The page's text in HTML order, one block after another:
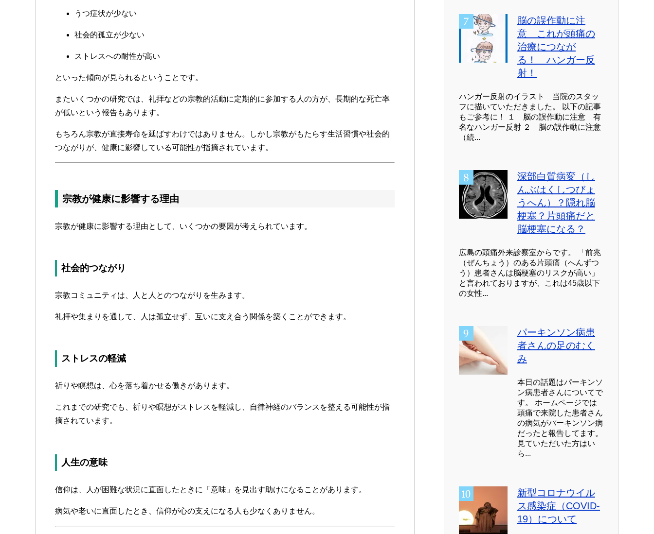
うつ症状が少ない
社会的孤立が少ない
ストレスへの耐性が高い
といった傾向が見られるということです。
またいくつかの研究では、礼拝などの宗教的活動に定期的に参加する人の方が、長期的な死亡率
が低いという報告もあります。
もちろん宗教が直接寿命を延ばすわけではありません。しかし宗教がもたらす生活習慣や社会的
つながりが、健康に影響している可能性が指摘されています。
宗教が健康に影響する理由
宗教が健康に影響する理由として、いくつかの要因が考えられています。
社会的つながり
宗教コミュニティは、人と人とのつながりを生みます。
礼拝や集まりを通して、人は孤立せず、互いに支え合う関係を築くことができます。
ストレスの軽減
祈りや瞑想は、心を落ち着かせる働きがあります。
これまでの研究でも、祈りや瞑想がストレスを軽減し、自律神経のバランスを整える可能性が指
摘されています。
人生の意味
信仰は、人が困難な状況に直面したときに「意味」を見出す助けになることがあります。
病気や老いに直面したとき、信仰が心の支えになる人も少なくありません。
脳の誤作動に注
意 これが頭痛の
治療につなが
る！ ハンガー反
射！
ハンガー反射のイラスト 当院のスタッ
フに描いていただきました。 以下の記事
もご参考に！ １ 脳の誤作動に注意 有
名なハンガー反射 ２ 脳の誤作動に注意
（続...
深部白質病変（し
んぶはくしつびょ
うへん）？隠れ脳
梗塞？片頭痛だと
脳梗塞になる？
広島の頭痛外来診察室からです。 「前兆
（ぜんちょう）のある片頭痛（へんずつ
う）患者さんは脳梗塞のリスクが高い」
と言われておりますが、これは45歳以下
の女性...
パーキンソン病患
者さんの足のむく
み
本日の話題はパーキンソ
ン病患者さんについてで
す。 ホームページでは
頭痛で来院した患者さん
の病気がパーキンソン病
だったと報告してます。
見ていただいた方はい
ら...
新型コロナウイル
ス感染症（COVID-
19）について